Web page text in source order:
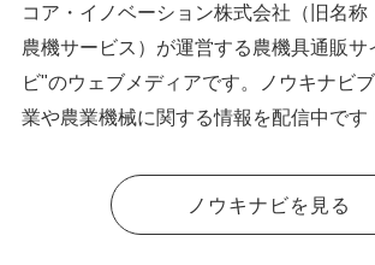
コア・イノベーション株式会社（旧名称
農機サービス）が運営する農機具通販サ
ビ"のウェブメディアです。ノウキナビ
業や農業機械に関する情報を配信中です
ノウキナビを見る